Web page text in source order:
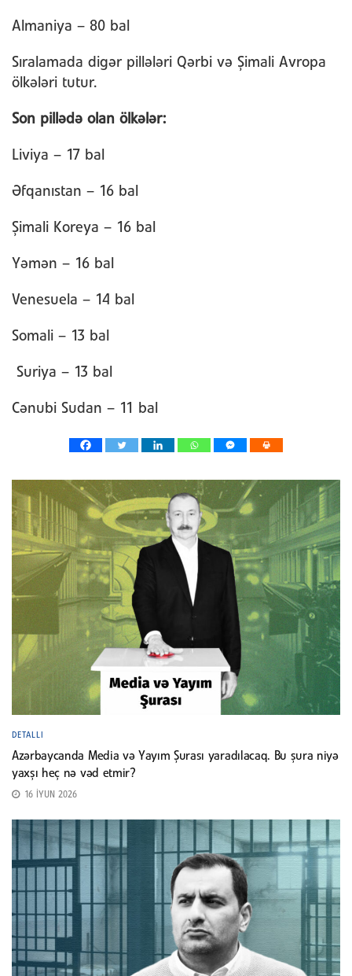
Almaniya – 80 bal
Sıralamada digər pillələri Qərbi və Şimali Avropa
ölkələri tutur.
Son pillədə olan ölkələr:
Liviya – 17 bal
Əfqanıstan – 16 bal
Şimali Koreya – 16 bal
Yəmən – 16 bal
Venesuela – 14 bal
Somali – 13 bal
Suriya – 13 bal
Cənubi Sudan – 11 bal
DETALLI
Azərbaycanda Media və Yayım Şurası yaradılacaq. Bu şura niyə
yaxşı heç nə vəd etmir?
16 İYUN 2026